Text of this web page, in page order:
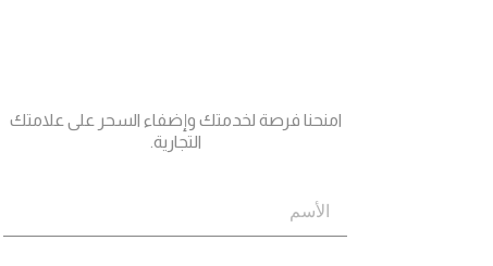
امنحنا فرصة لخدمتك وإضفاء السحر على علامتك
التجارية.